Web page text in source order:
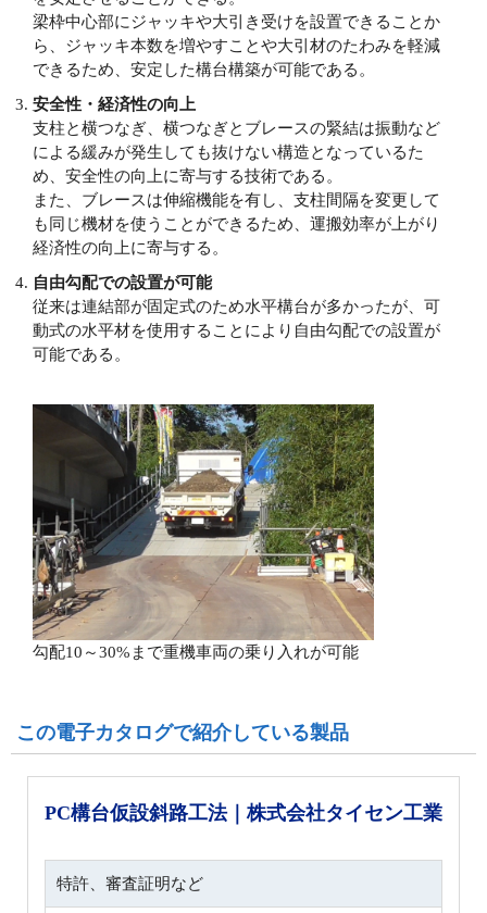
梁枠中心部にジャッキや大引き受けを設置できることか
ら、ジャッキ本数を増やすことや大引材のたわみを軽減
できるため、安定した構台構築が可能である。
安全性・経済性の向上
支柱と横つなぎ、横つなぎとブレースの緊結は振動など
による緩みが発生しても抜けない構造となっているた
め、安全性の向上に寄与する技術である。
また、ブレースは伸縮機能を有し、支柱間隔を変更して
も同じ機材を使うことができるため、運搬効率が上がり
経済性の向上に寄与する。
自由勾配での設置が可能
従来は連結部が固定式のため水平構台が多かったが、可
動式の水平材を使用することにより自由勾配での設置が
可能である。
勾配10～30%まで重機車両の乗り入れが可能
この電子カタログで紹介している製品
PC構台仮設斜路工法｜株式会社タイセン工業
特許、審査証明など